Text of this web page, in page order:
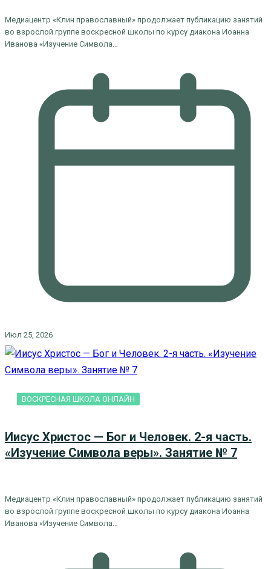
Медиацентр «Клин православный» продолжает публикацию занятий
во взрослой группе воскресной школы по курсу диакона Иоанна
Иванова «Изучение Символа…
Июл 25, 2026
ВОСКРЕСНАЯ ШКОЛА ОНЛАЙН
Иисус Христос — Бог и Человек. 2-я часть.
«Изучение Символа веры». Занятие № 7
Медиацентр «Клин православный» продолжает публикацию занятий
во взрослой группе воскресной школы по курсу диакона Иоанна
Иванова «Изучение Символа…